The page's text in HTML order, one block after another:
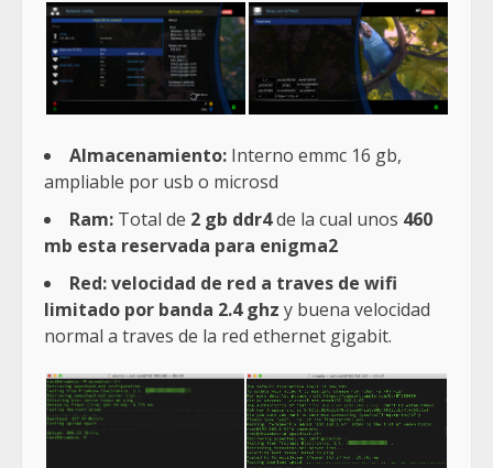
Almacenamiento: Interno emmc 16 gb,
ampliable por usb o microsd
Ram: Total de 2 gb ddr4de la cual unos 460
mb esta reservada para enigma2
Red:velocidad de red a traves de wifi
limitado por banda 2.4 ghz y buena velocidad
normal a traves de la red ethernet gigabit.